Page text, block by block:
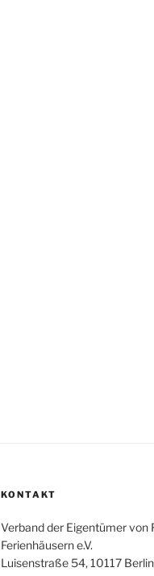
KONTAKT
Verband der Eigentümer von
Ferienhäusern e.V.
Luisenstraße 54, 10117 Berlin